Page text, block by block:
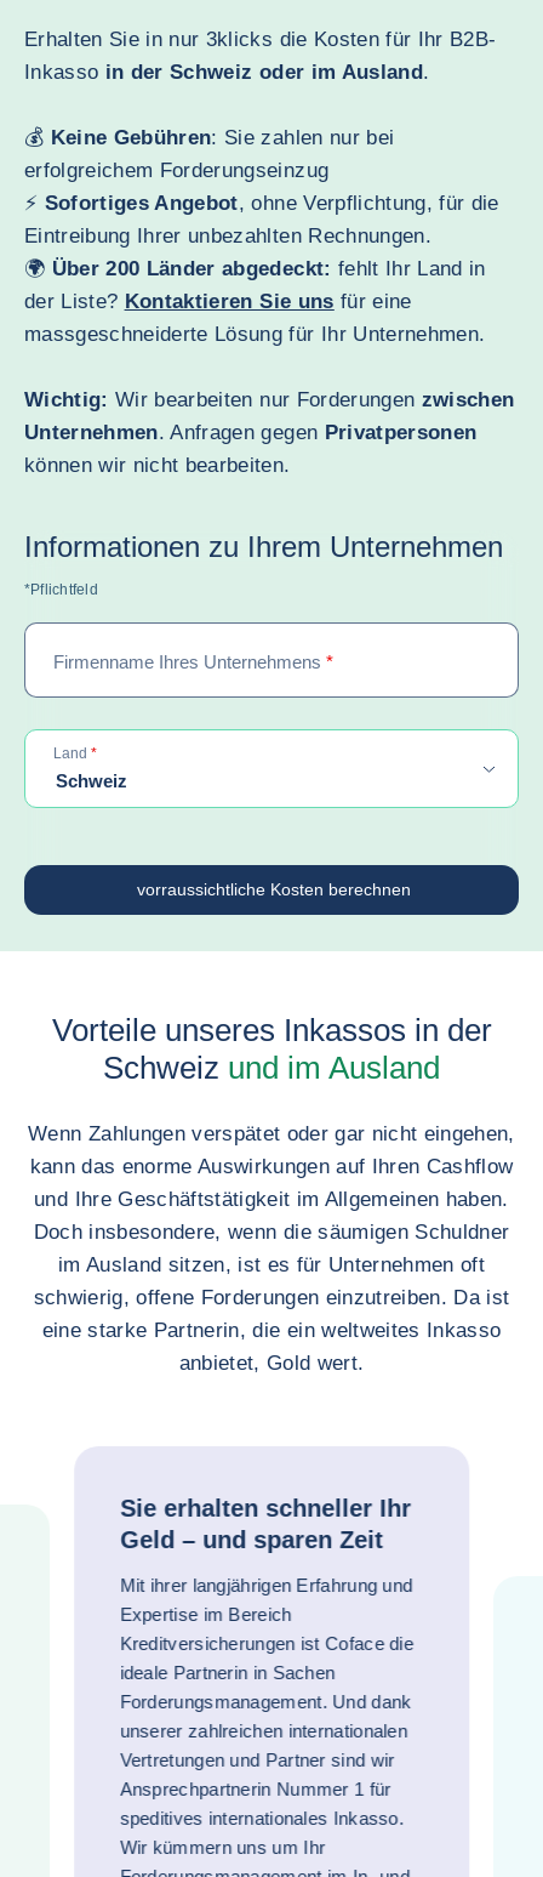
Erhalten Sie in nur 3klicks die Kosten für Ihr B2B-
Inkasso in der Schweiz oder im Ausland .
💰 Keine Gebühren: Sie zahlen nur bei
erfolgreichem Forderungseinzug
⚡ Sofortiges Angebot, ohne Verpflichtung, für die
Eintreibung Ihrer unbezahlten Rechnungen.
🌍 Über 200 Länder abgedeckt: fehlt Ihr Land in
der Liste? Kontaktieren Sie uns für eine
massgeschneiderte Lösung für Ihr Unternehmen.
Wichtig: Wir bearbeiten nur Forderungen zwischen
Unternehmen. Anfragen gegen Privatpersonen
können wir nicht bearbeiten.
Informationen zu Ihrem Unternehmen
*Pflichtfeld
Firmenname Ihres Unternehmens *
Land *required
Schweiz
vorraussichtliche Kosten berechnen
Vorteile unseres Inkassos in der
Schweiz und im Ausland
Wenn Zahlungen verspätet oder gar nicht eingehen,
kann das enorme Auswirkungen auf Ihren Cashflow
und Ihre Geschäftstätigkeit im Allgemeinen haben.
Doch insbesondere, wenn die säumigen Schuldner
im Ausland sitzen, ist es für Unternehmen oft
schwierig, offene Forderungen einzutreiben. Da ist
eine starke Partnerin, die ein weltweites Inkasso
anbietet, Gold wert.
Sie erhalten schneller Ihr
Geld – und sparen Zeit
Mit ihrer langjährigen Erfahrung und
Expertise im Bereich
Kreditversicherungen ist Coface die
ideale Partnerin in Sachen
Forderungsmanagement. Und dank
unserer zahlreichen internationalen
Vertretungen und Partner sind wir
Ansprechpartnerin Nummer 1 für
speditives internationales Inkasso.
Wir kümmern uns um Ihr